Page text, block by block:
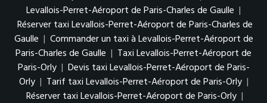
Levallois-Perret-Aéroport de Paris-Charles de Gaulle |
Réserver taxi Levallois-Perret-Aéroport de Paris-Charles de
Gaulle | Commander un taxi à Levallois-Perret-Aéroport de
Paris-Charles de Gaulle | Taxi Levallois-Perret-Aéroport de
Paris-Orly | Devis taxi Levallois-Perret-Aéroport de Paris-
Orly | Tarif taxi Levallois-Perret-Aéroport de Paris-Orly |
Réserver taxi Levallois-Perret-Aéroport de Paris-Orly |